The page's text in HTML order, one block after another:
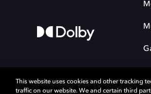
This website uses cookies and other tracking
traffic on our website. We and certain third